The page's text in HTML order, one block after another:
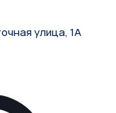
улица, 1А